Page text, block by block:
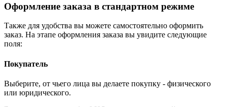
Оформление заказа в стандартном режиме
Также для удобства вы можете самостоятельно оформить
заказ. На этапе оформления заказа вы увидите следующие
поля:
Покупатель
Выберите, от чьего лица вы делаете покупку - физического
или юридического.